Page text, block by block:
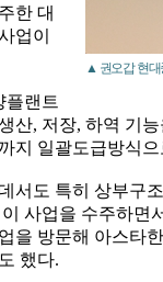
▲ 권오갑 현대
한 대
업이
플랜트
산, 저장, 하역 기
지 일괄도급방식
서도 특히 상부구
사업을 수주하면
을 방문해 아스타
했다.